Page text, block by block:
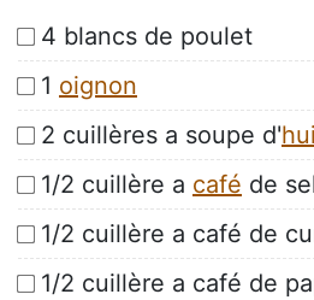
4 blancs de poulet
1 oignon
2 cuillères a soupe d'
1/2 cuillère a café de
1/2 cuillère a café de
1/2 cuillère a café de